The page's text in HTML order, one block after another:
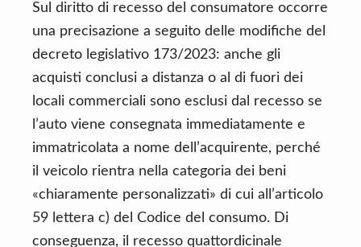
Sul diritto di recesso del consumatore occorre
una precisazione a seguito delle modifiche del
decreto legislativo 173/2023: anche gli
acquisti conclusi a distanza o al di fuori dei
locali commerciali sono esclusi dal recesso se
l’auto viene consegnata immediatamente e
immatricolata a nome dell’acquirente, perché
il veicolo rientra nella categoria dei beni
«chiaramente personalizzati» di cui all’articolo
59 lettera c) del Codice del consumo. Di
conseguenza, il recesso quattordicinale